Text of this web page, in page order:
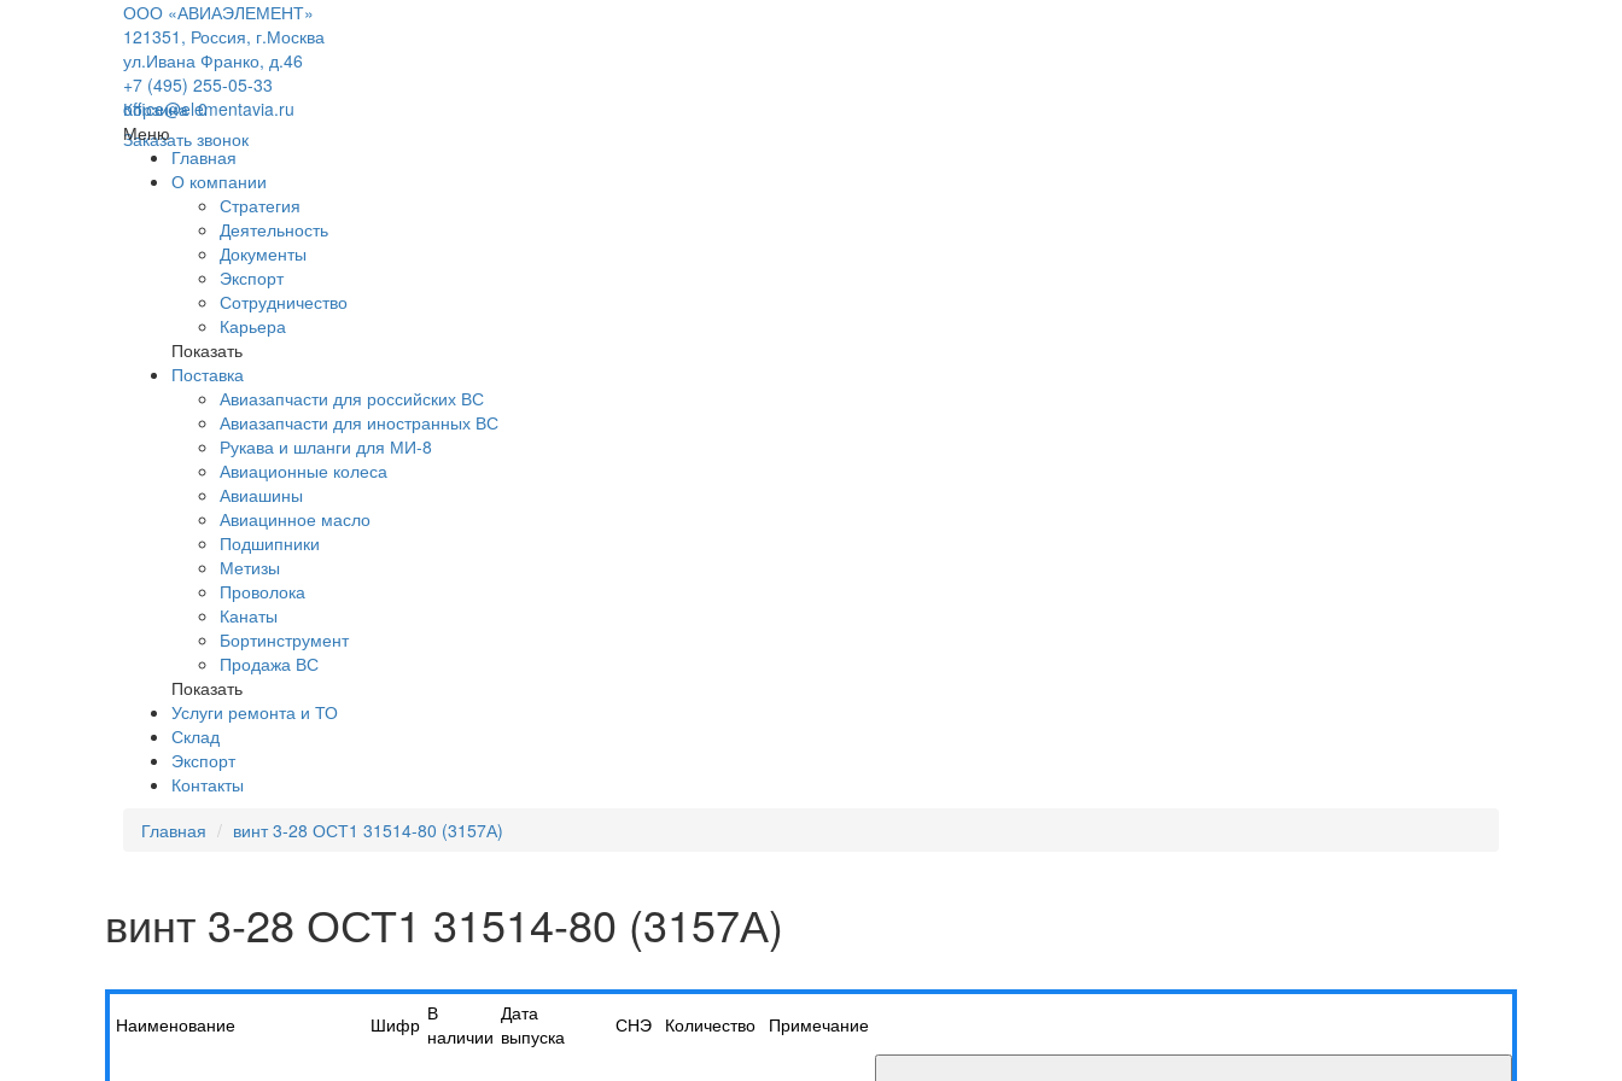
ООО «АВИАЭЛЕМЕНТ»
121351, Россия, г.Москва
ул.Ивана Франко, д.46
+7 (495) 255-05-33
office@elementavia.ru
Заказать звонок
Корзина0
Меню
Главная
О компании
Стратегия
Деятельность
Документы
Экспорт
Сотрудничество
Карьера
Показать
Поставка
Авиазапчасти для российских ВС
Авиазапчасти для иностранных ВС
Рукава и шланги для МИ-8
Авиационные колеса
Авиашины
Авиацинное масло
Подшипники
Метизы
Проволока
Канаты
Бортинструмент
Продажа ВС
Показать
Услуги ремонта и ТО
Склад
Экспорт
Контакты
Главная
винт 3-28 ОСТ1 31514-80 (3157А)
винт 3-28 ОСТ1 31514-80 (3157А)
Наименование Шифр В
наличии
Дата
выпуска
СНЭ Количество Примечание